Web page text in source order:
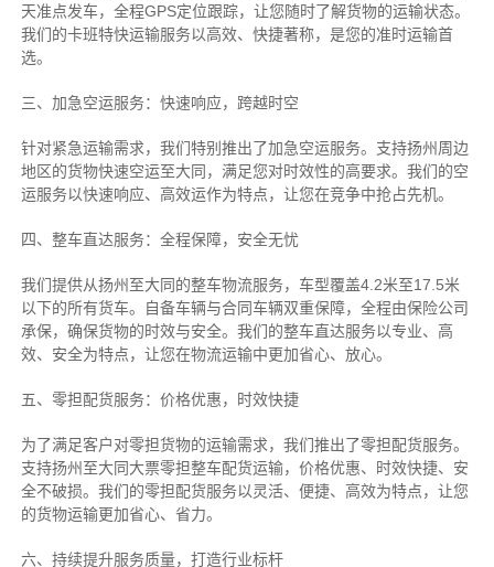
天准点发车，全程GPS定位跟踪，让您随时了解货物的运输状态。
我们的卡班特快运输服务以高效、快捷著称，是您的准时运输首
选。
三、加急空运服务：快速响应，跨越时空
针对紧急运输需求，我们特别推出了加急空运服务。支持扬州周边
地区的货物快速空运至大同，满足您对时效性的高要求。我们的空
运服务以快速响应、高效运作为特点，让您在竞争中抢占先机。
四、整车直达服务：全程保障，安全无忧
我们提供从扬州至大同的整车物流服务，车型覆盖4.2米至17.5米
以下的所有货车。自备车辆与合同车辆双重保障，全程由保险公司
承保，确保货物的时效与安全。我们的整车直达服务以专业、高
效、安全为特点，让您在物流运输中更加省心、放心。
五、零担配货服务：价格优惠，时效快捷
为了满足客户对零担货物的运输需求，我们推出了零担配货服务。
支持扬州至大同大票零担整车配货运输，价格优惠、时效快捷、安
全不破损。我们的零担配货服务以灵活、便捷、高效为特点，让您
的货物运输更加省心、省力。
六、持续提升服务质量，打造行业标杆